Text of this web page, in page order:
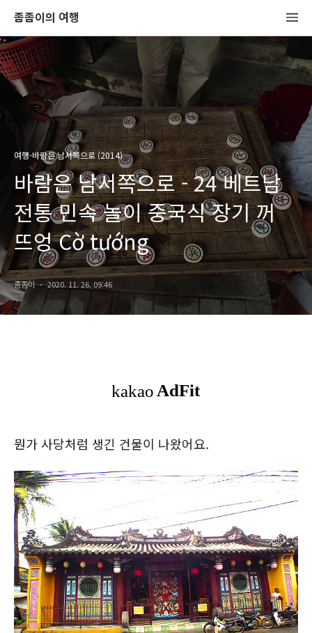
좀좀이의 여행
여행-바람은 남서쪽으로 (2014)
바람은 남서쪽으로 - 24 베트남
전통 민속 놀이 중국식 장기 꺼
뜨엉 Cờ tướng
좀좀이 2020. 11. 26. 09:46
뭔가 사당처럼 생긴 건물이 나왔어요.